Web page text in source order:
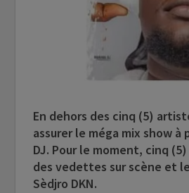
En dehors des cinq (5)
assurer le méga mix show à
DJ. Pour le moment, cinq
des vedettes sur scène et le
Sèdjro DKN.